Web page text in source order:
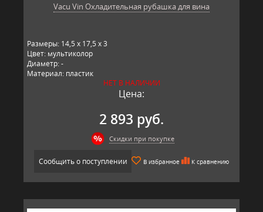
Vacu Vin Охладительная рубашка для вина
Размеры: 14,5 x 17,5 x 3
Цвет: мультиколор
Диаметр: -
Материал: пластик
Производитель: Vacu Vin, Нидерланды
НЕТ В НАЛИЧИИ
Цена:
2 893 руб.
Скидки при покупке
Сообщить о поступлении В избранное К сравнению